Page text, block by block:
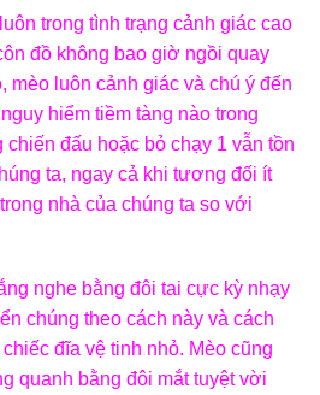
trong tình trạng cảnh giác cao
đồ không bao giờ ngồi quay
mèo luôn cảnh giác và chú ý đến
hiểm tiềm tàng nào trong
đấu hoặc bỏ chạy 1 vẫn tồn
ta, ngay cả khi tương đối ít
nhà của chúng ta so với
nghe bằng đôi tai cực kỳ nhạy
chúng theo cách này và cách
đĩa vệ tinh nhỏ. Mèo cũng
quanh bằng đôi mắt tuyệt vời